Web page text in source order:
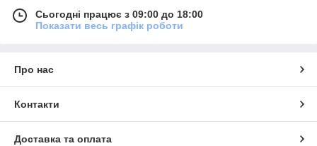
Сьогодні працює з 09:00 до 18:00
Показати весь графік роботи
Про нас
Контакти
Доставка та оплата